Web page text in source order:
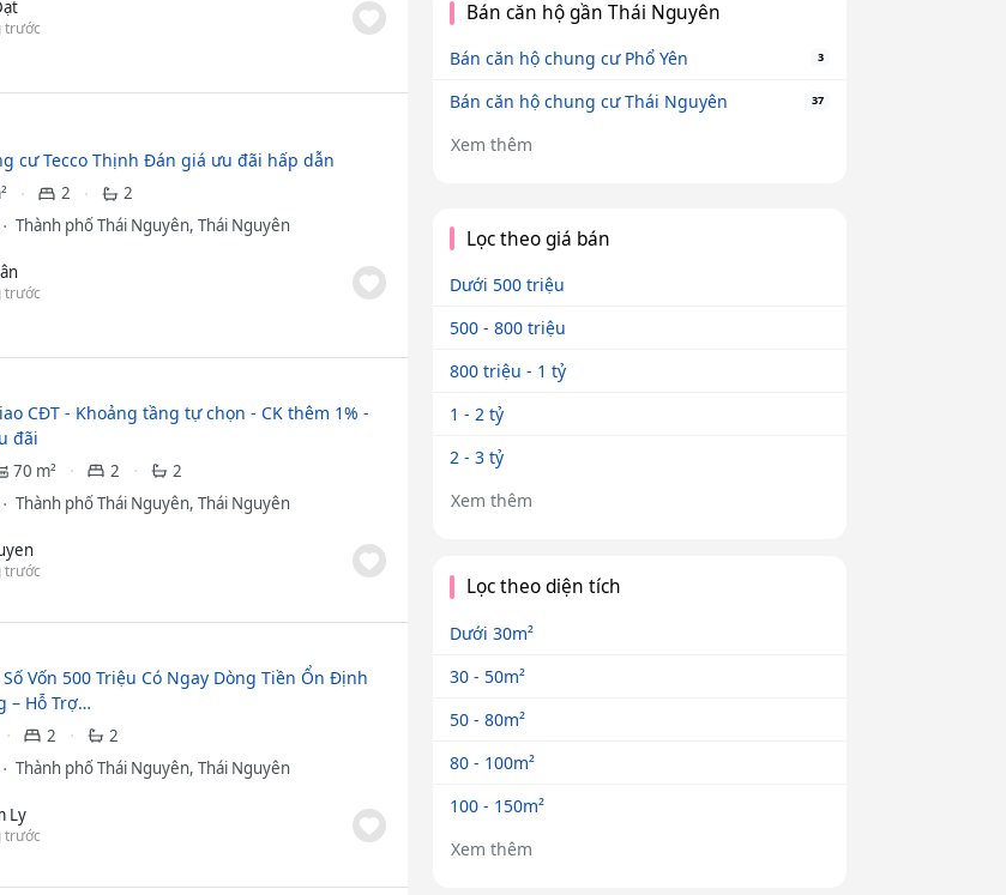
trước
cư Tecco Thịnh Đán giá ưu đãi hấp dẫn
2
2
Thành phố Thái Nguyên, Thái Nguyên
trước
CĐT - Khoảng tầng tự chọn - CK thêm 1% -
đãi
70 m² 2
2
Thành phố Thái Nguyên, Thái Nguyên
trước
Vốn 500 Triệu Có Ngay Dòng Tiền Ổn Định
– Hỗ Trợ…
2
2
Thành phố Thái Nguyên, Thái Nguyên
Ly
trước
Bán căn hộ gần Thái Nguyên
Bán căn hộ chung cư Phổ Yên 3
Bán căn hộ chung cư Thái Nguyên 37
Xem thêm
Lọc theo giá bán
Dưới 500 triệu
500 - 800 triệu
800 triệu - 1 tỷ
1 - 2 tỷ
2 - 3 tỷ
Xem thêm
Lọc theo diện tích
Dưới 30m²
30 - 50m²
50 - 80m²
80 - 100m²
100 - 150m²
Xem thêm